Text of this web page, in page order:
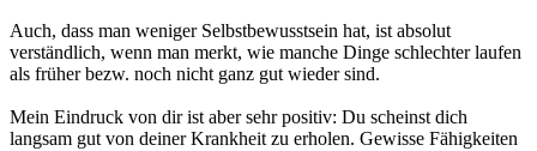
Auch, dass man weniger Selbstbewusstsein hat, ist absolut
verständlich, wenn man merkt, wie manche Dinge schlechter laufen
als früher bezw. noch nicht ganz gut wieder sind.
Mein Eindruck von dir ist aber sehr positiv: Du scheinst dich
langsam gut von deiner Krankheit zu erholen. Gewisse Fähigkeiten